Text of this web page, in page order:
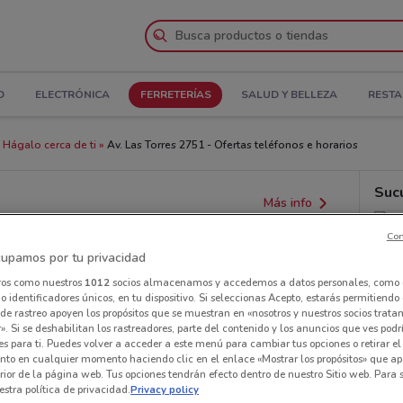
ELECTRÓNICA FERRETERÍAS SALUD Y BELLEZA
Hágalo cerca de ti Av. Las Torres 2751 - Ofertas teléfonos e horarios
Más info
por tu privacidad
como nuestros 1012socios almacenamos y accedemos a datos personales, como
identificadores únicos, en tu dispositivo. Si seleccionas Acepto, estarás
rastreo apoyen los propósitos que se muestran en «nosotros y nuestros socios
Si se deshabilitan los rastreadores, parte del contenido y los anuncios que ves
para ti. Puedes volver a acceder a este menú para cambiar tus opciones o retirar el
en cualquier momento haciendo clic en el enlace «Mostrar los propósitos» que
de la página web. Tus opciones tendrán efecto dentro de nuestro Sitio web. Para
política de privacidad.Privacy policy